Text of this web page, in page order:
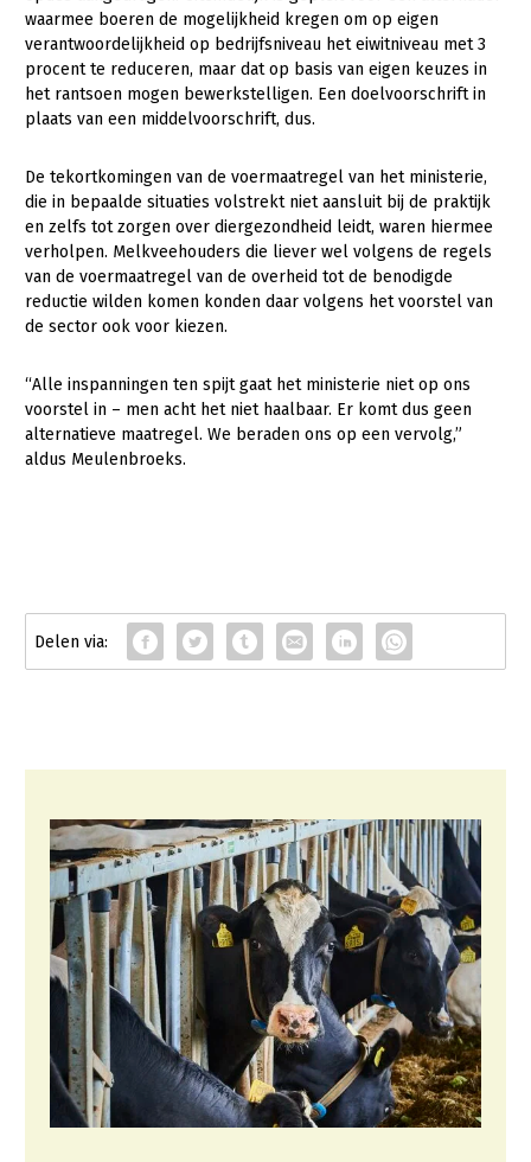
Geitenhouderij
Kalverhouderij
Konijnenhouderij
Paardenhouderij
Pluimveehouderij
Schapenhouderij
Varkenshouderij
Akkerbouw
Biologische Landbouw
Bollenteelt
Fruitteelt
Glastuinbouw
Paddenstoelen
Vollegrondsgroente
Multifunctionele landbouw
Multifunctioneel
Vrouw en Bedrijf
Onderwerpen
Nieuws
Nieuwsabonnement
Webinars
Over LTO
LTO Nederland
Bestuur en Directie
Medewerkers
Jaarverslag 2023
Vacatures
waarmee boeren de mogelijkheid kregen om op eigen
verantwoordelijkheid op bedrijfsniveau het eiwitniveau met 3
procent te reduceren, maar dat op basis van eigen keuzes in
het rantsoen mogen bewerkstelligen. Een doelvoorschrift in
plaats van een middelvoorschrift, dus.
De tekortkomingen van de voermaatregel van het ministerie,
die in bepaalde situaties volstrekt niet aansluit bij de praktijk
en zelfs tot zorgen over diergezondheid leidt, waren hiermee
verholpen. Melkveehouders die liever wel volgens de regels
van de voermaatregel van de overheid tot de benodigde
reductie wilden komen konden daar volgens het voorstel van
de sector ook voor kiezen.
“Alle inspanningen ten spijt gaat het ministerie niet op ons
voorstel in – men acht het niet haalbaar. Er komt dus geen
alternatieve maatregel. We beraden ons op een vervolg,”
aldus Meulenbroeks.